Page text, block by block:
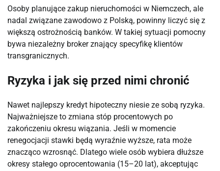
Osoby planujące zakup nieruchomości w Niemczech, ale
nadal związane zawodowo z Polską, powinny liczyć się z
większą ostrożnością banków. W takiej sytuacji pomocny
bywa niezależny broker znający specyfikę klientów
transgranicznych.
Ryzyka i jak się przed nimi chronić
Nawet najlepszy kredyt hipoteczny niesie ze sobą ryzyka.
Najważniejsze to zmiana stóp procentowych po
zakończeniu okresu wiązania. Jeśli w momencie
renegocjacji stawki będą wyraźnie wyższe, rata może
znacząco wzrosnąć. Dlatego wiele osób wybiera dłuższe
okresy stałego oprocentowania (15–20 lat), akceptując